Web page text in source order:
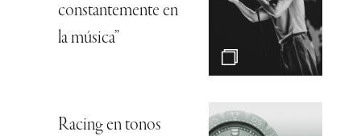
constantemente en
la música”
Racing en tonos